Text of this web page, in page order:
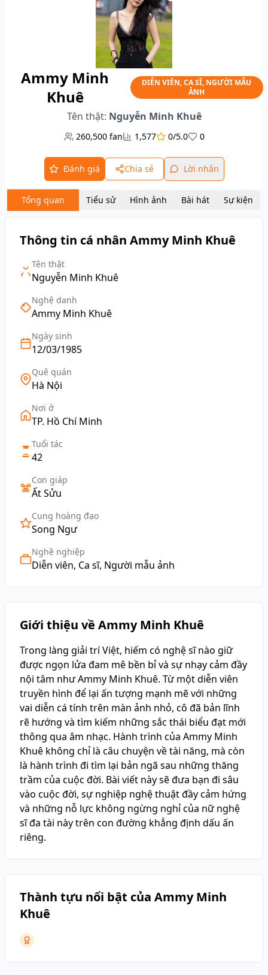
Ammy Minh
Khuê
DIỄN VIÊN, CA SĨ, NGƯỜI MẪU
ẢNH
Tên thật: Nguyễn Minh Khuê
260,500 fan 1,577 0/5.0 0
Đánh giá Chia sẻ Lời nhắn
Tổng quan Tiểu sử Hình ảnh Bài hát Sự kiện
Thông tin cá nhân Ammy Minh Khuê
Tên thật
Nguyễn Minh Khuê
Nghệ danh
Ammy Minh Khuê
Ngày sinh
12/03/1985
Quê quán
Hà Nội
Nơi ở
TP. Hồ Chí Minh
Tuổi tác
42
Con giáp
Ất Sửu
Cung hoàng đạo
Song Ngư
Nghề nghiệp
Diễn viên, Ca sĩ, Người mẫu ảnh
Giới thiệu về Ammy Minh Khuê
Trong làng giải trí Việt, hiếm có nghệ sĩ nào giữ
được ngọn lửa đam mê bền bỉ và sự nhạy cảm đầy
nội tâm như Ammy Minh Khuê. Từ một diễn viên
truyền hình để lại ấn tượng mạnh mẽ với những
vai diễn cá tính trên màn ảnh nhỏ, cô đã bản lĩnh
rẽ hướng và tìm kiếm những sắc thái biểu đạt mới
thông qua âm nhạc. Hành trình của Ammy Minh
Khuê không chỉ là câu chuyện về tài năng, mà còn
là hành trình đi tìm lại bản ngã sau những thăng
trầm của cuộc đời. Bài viết này sẽ đưa bạn đi sâu
vào cuộc đời, sự nghiệp nghệ thuật đầy cảm hứng
và những nỗ lực không ngừng nghỉ của nữ nghệ
sĩ đa tài này trên con đường khẳng định dấu ấn
riêng.
Thành tựu nổi bật của Ammy Minh
Khuê